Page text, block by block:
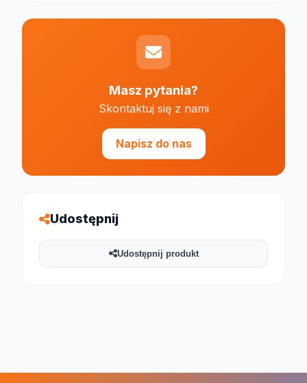
Masz pytania?
Skontaktuj się z nami
Napisz do nas
Udostępnij
Udostępnij produkt